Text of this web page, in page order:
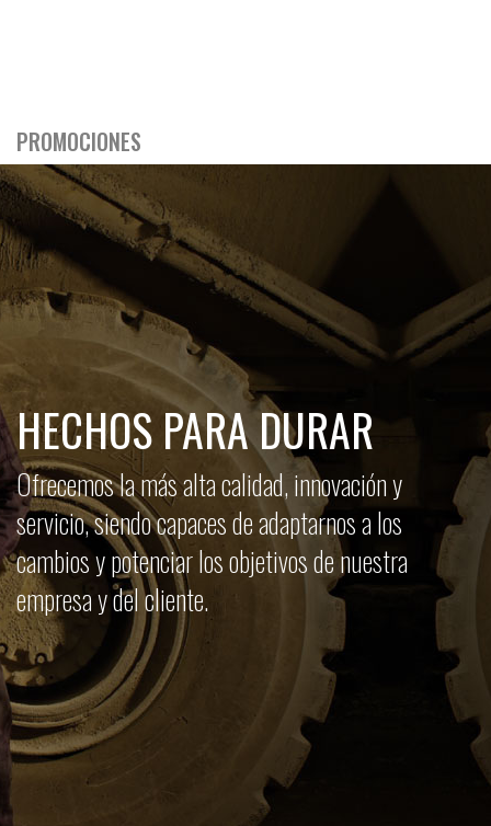
PROMOCIONES
HECHOS PARA DURAR
Ofrecemos la más alta calidad, innovación y
servicio, siendo capaces de adaptarnos a los
cambios y potenciar los objetivos de nuestra
empresa y del cliente.